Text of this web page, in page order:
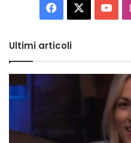
Facebook You
Ultimi articoli